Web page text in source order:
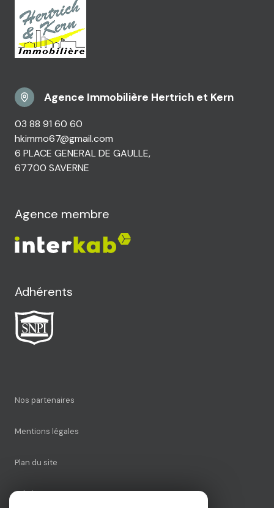
Agence Immobilière Hertrich et Kern
03 88 91 60 60
hkimmo67@gmail.com
6 PLACE GENERAL DE GAULLE,
67700 SAVERNE
Agence membre
Adhérents
Nos partenaires
Mentions légales
Plan du site
Admin